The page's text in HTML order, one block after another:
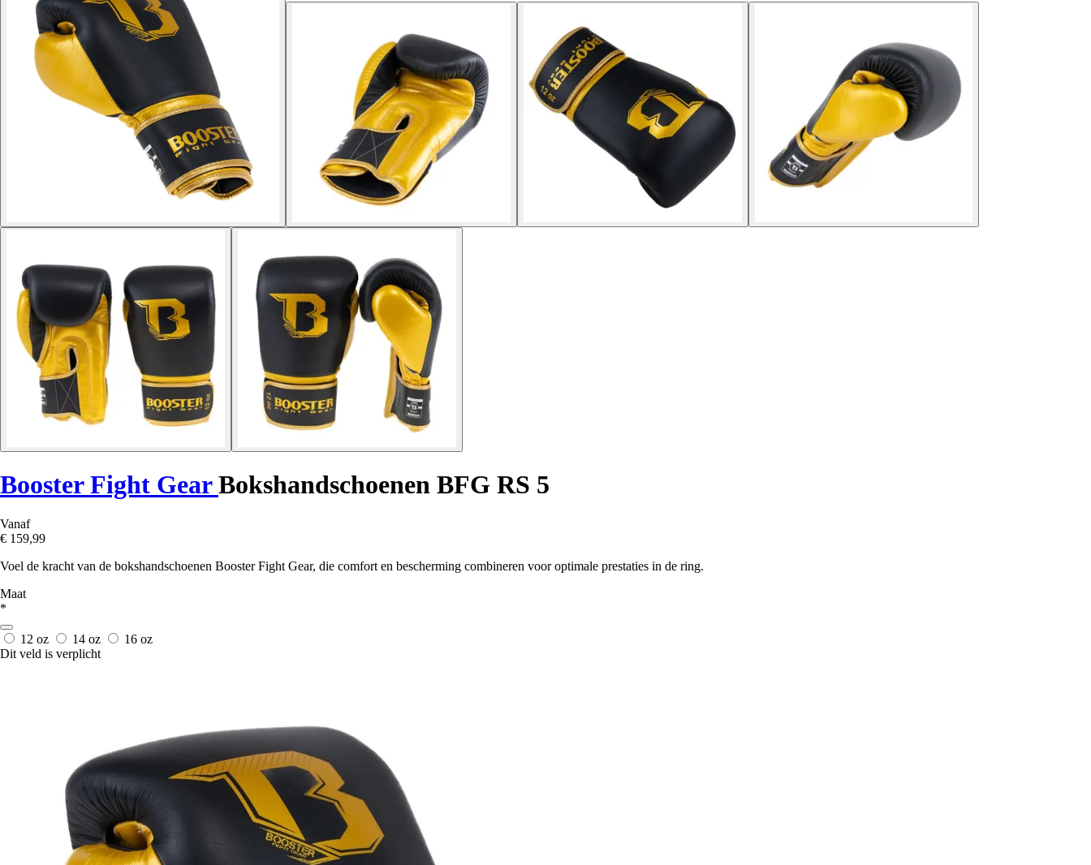
Booster Fight GearBokshandschoenen BFG RS 5
Vanaf
€ 159,99
Voel de kracht van de bokshandschoenen Booster Fight Gear, die comfort en bescherming combineren voor optimale prestaties in de ring.
Maat
*
12 oz 14 oz
16 oz
Dit veld is verplicht